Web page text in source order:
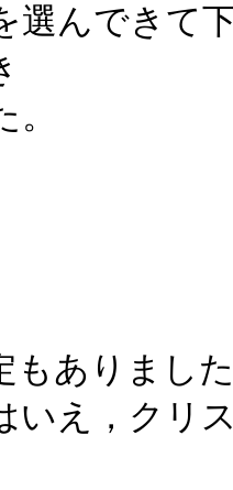
選んできて
もありまし
いえ，クリ